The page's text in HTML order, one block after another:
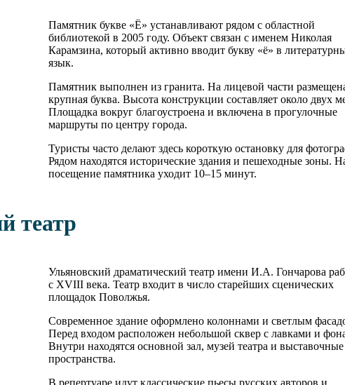
Памятник букве «Ё» устанавливают рядом с областной
библиотекой в 2005 году. Объект связан с именем Николая
Карамзина, который активно вводит букву «ё» в
язык.
Памятник выполнен из гранита. На лицевой части
крупная буква. Высота конструкции составляет около двух
Площадка вокруг благоустроена и включена в прогулочные
маршруты по центру города.
Туристы часто делают здесь короткую остановку для
Рядом находятся исторические здания и пешеходные зоны.
посещение памятника уходит 10–15 минут.
театр
Ульяновский драматический театр имени И.А. Гончарова
с XVIII века. Театр входит в число старейших сценических
площадок Поволжья.
Современное здание оформлено колоннами и светлым
Перед входом расположен небольшой сквер с лавками и
Внутри находятся основной зал, музей театра и выставочные
пространства.